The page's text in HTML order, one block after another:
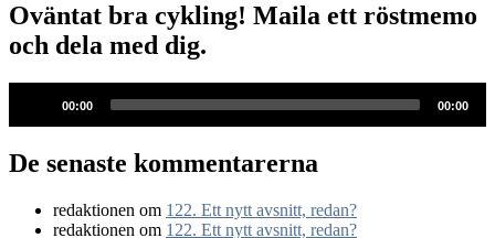
Oväntat bra cykling! Maila ett röstmemo
och dela med dig.
00:00 00:00
De senaste kommentarerna
redaktionen om 122. Ett nytt avsnitt, redan?
redaktionen om 122. Ett nytt avsnitt, redan?